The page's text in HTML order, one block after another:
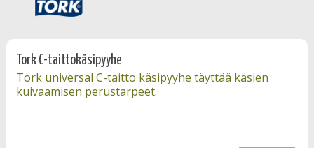
Tork C-taittokäsipyyhe
Tork universal C-taitto käsipyyhe täyttää käsien
kuivaamisen perustarpeet.